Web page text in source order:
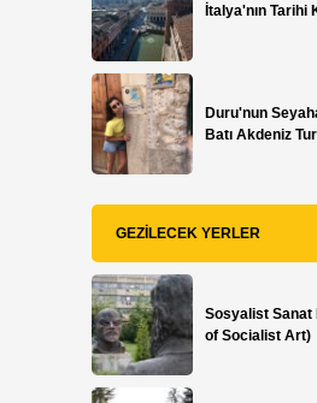
İtalya'nın Tarihi
Duru'nun
Batı Akdeniz
GEZILECEK YERLER
Sosyalist Sanat
of Socialist Art)